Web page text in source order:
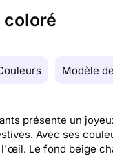
Modèle
présente un
Avec ses
Le fond beige